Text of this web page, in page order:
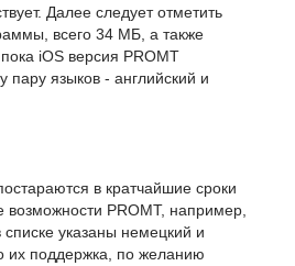
Далее следует отметить
всего 34 МБ, а также
iOS версия PROMT
пару языков - английский и
в кратчайшие сроки
возможности PROMT, например,
указаны немецкий и
их поддержка, по желанию